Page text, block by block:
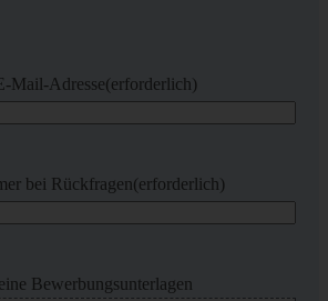
Mail-Adresse(erforderlich)
bei Rückfragen(erforderlich)
Bewerbungsunterlagen